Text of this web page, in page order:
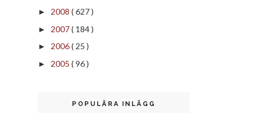
► 2008 ( 627 )
► 2007( 184 )
► 2006( 25 )
► 2005 ( 96 )
POPULÄRA INLÄGG